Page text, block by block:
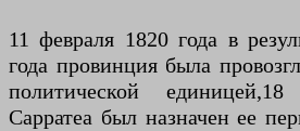
11 февраля 1820 года в
года провинция была
политической
Сарратеа был назначен ее